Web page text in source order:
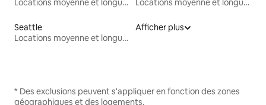
Locations moyenne et longue durée
Locations moyenne et longue durée
Seattle
Locations moyenne et longue durée
Afficher plus
* Des exclusions peuvent s'appliquer en fonction des zones
géographiques et des logements.